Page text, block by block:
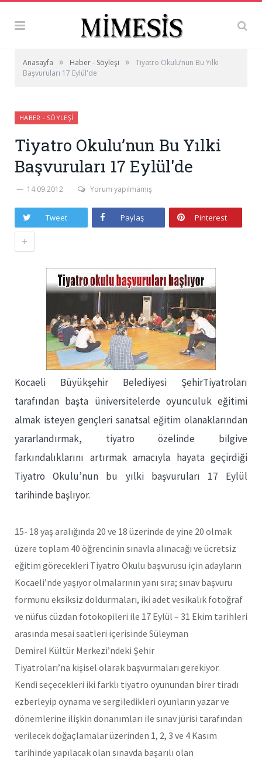
Anasayfa » Haber - Söyleşi »
Tiyatro Okulu’nun Bu Yılki
Başvuruları 17 Eylül'de
HABER - SÖYLEŞI
Tiyatro Okulu’nun Bu Yılki
Başvuruları 17 Eylül'de
14.09.2012 Yorum yapılmamış
Tweet Paylaş Pinterest
+
Kocaeli Büyükşehir Belediyesi ŞehirTiyatroları
tarafından başta üniversitelerde oyunculuk eğitimi
almak isteyen gençleri sanatsal eğitim olanaklarından
yararlandırmak, tiyatro özelinde bilgive
farkındalıklarını artırmak amacıyla hayata geçirdiği
Tiyatro Okulu’nun bu yılki başvuruları 17 Eylül
tarihinde başlıyor.
15- 18 yaş aralığında 20 ve 18 üzerinde de yine 20 olmak
üzere toplam 40 öğrencinin sınavla alınacağı ve ücretsiz
eğitim görecekleri Tiyatro Okulu başvurusu için adayların
Kocaeli’nde yaşıyor olmalarının yanı sıra; sınav başvuru
formunu eksiksiz doldurmaları, iki adet vesikalık fotoğraf
ve nüfus cüzdan fotokopileri ile 17 Eylül – 31 Ekim tarihleri
arasında mesai saatleri içerisinde Süleyman
Demirel Kültür Merkezi’ndeki Şehir
Tiyatroları’na kişisel olarak başvurmaları gerekiyor.
Kendi seçecekleri iki farklı tiyatro oyunundan birer tiradı
ezberleyip oynama ve sergiledikleri oyunların yazar ve
dönemlerine ilişkin donanımları ile sınav jürisi tarafından
verilecek doğaçlamalar üzerinden 1, 2, 3 ve 4 Kasım
tarihinde yapılacak olan sınavda başarılı olan